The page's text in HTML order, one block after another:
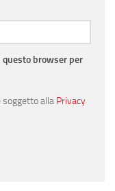
questo browser per
soggetto alla Privacy